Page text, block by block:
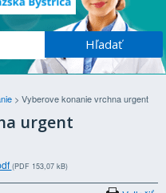
> Vyberove konanie vrchna urgent
urgent
(PDF 153,07 kB)